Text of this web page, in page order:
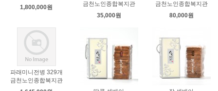
1,800,000원
금천노인종합복지관
35,000원
금천노인종합복지관
80,000원
파래미니전병 329개
금천노인종합복지관